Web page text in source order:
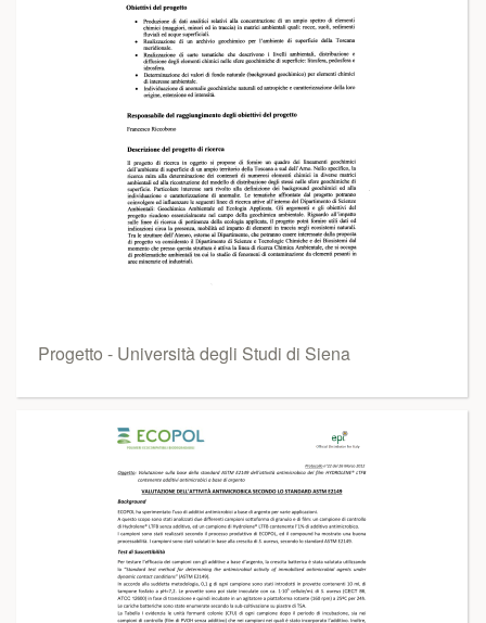
Progetto - Università degli Studi di Siena